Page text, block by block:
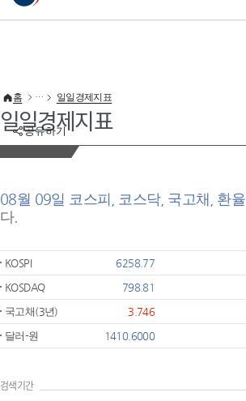
이 누리집은 대한민국 공식 전자정부 누리집입니다.
공유하기
홈 일일경제지표
일일경제지표
08월 09일 코스피, 코스닥, 국고채, 환율
다.
KOSPI 6258.77
KOSDAQ
798.81
국고채(3년)
3.746
달러-원
1410.6000
검색기간